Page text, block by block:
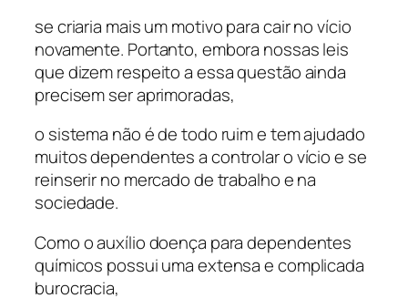
se criaria mais um motivo para cair no vício
novamente. Portanto, embora nossas leis
que dizem respeito a essa questão ainda
precisem ser aprimoradas,
o sistema não é de todo ruim e tem ajudado
muitos dependentes a controlar o vício e se
reinserir no mercado de trabalho e na
sociedade.
Como o auxílio doença para dependentes
químicos possui uma extensa e complicada
burocracia,